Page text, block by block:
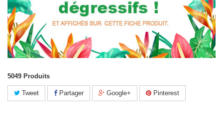
5049 Produits
Tweet Partager Google+ Pinterest